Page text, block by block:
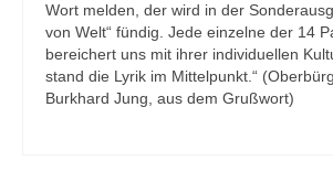
Wort melden, der wird in der
von Welt“ fündig. Jede einzelne der 14
bereichert uns mit ihrer individuellen
stand die Lyrik im Mittelpunkt.“
Burkhard Jung, aus dem Grußwort)